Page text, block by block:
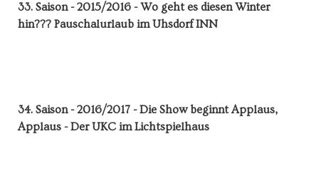
33. Saison - 2015/2016 - Wo geht es diesen Winter
hin??? Pauschalurlaub im Uhsdorf INN
34. Saison - 2016/2017 - Die Show beginnt Applaus,
Applaus - Der UKC im Lichtspielhaus